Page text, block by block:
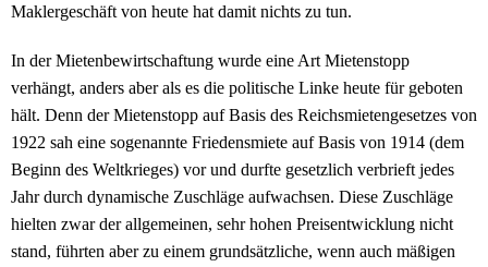
Maklergeschäft von heute hat damit nichts zu tun.
In der Mietenbewirtschaftung wurde eine Art Mietenstopp
verhängt, anders aber als es die politische Linke heute für geboten
hält. Denn der Mietenstopp auf Basis des Reichsmietengesetzes von
1922 sah eine sogenannte Friedensmiete auf Basis von 1914 (dem
Beginn des Weltkrieges) vor und durfte gesetzlich verbrieft jedes
Jahr durch dynamische Zuschläge aufwachsen. Diese Zuschläge
hielten zwar der allgemeinen, sehr hohen Preisentwicklung nicht
stand, führten aber zu einem grundsätzliche, wenn auch mäßigen